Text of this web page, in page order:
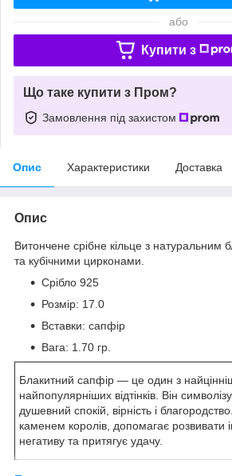
або
Купити з
Що таке купити з Пром?
Замовлення під захистом
Опис Характеристики Доставка
Опис
Витончене срібне кільце з натуральним
та кубічними цирконами.
Срібло 925
Розмір: 17.0
Вставки: сапфір
Вага: 1.70 гр.
Блакитний сапфір — це один з
найпопулярніших відтінків. Він
душевний спокій, вірність і
каменем королів, допомагає розвивати
негативу та притягує удачу.